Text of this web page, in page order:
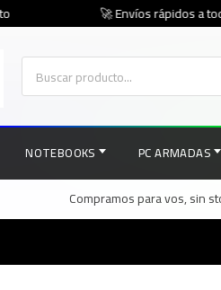
🚀 Envíos rápidos a
NOTEBOOKS PC ARMADAS
Compramos para vos, sin